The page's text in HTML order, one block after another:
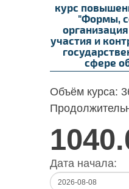
курс
"Формы,
участия и
сфере
Объём курса:
Дата начала: